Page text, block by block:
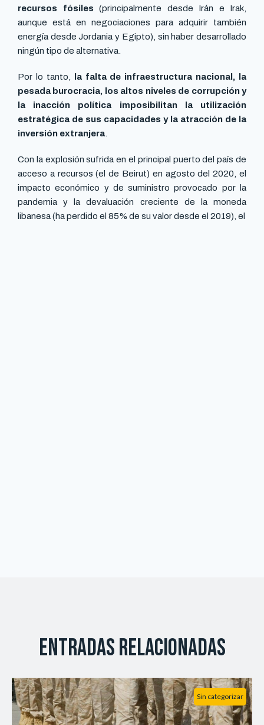
recursos fósiles (principalmente desde Irán e Irak,
aunque está en negociaciones para adquirir también
energía desde Jordania y Egipto), sin haber desarrollado
ningún tipo de alternativa.
Por lo tanto,
la falta de infraestructura nacional, la
pesada burocracia, los altos niveles de corrupción y
la inacción política imposibilitan la utilización
estratégica de sus capacidades y la atracción de la
inversión extranjera
Con la explosión sufrida en el principal puerto del país de
acceso a recursos (el de Beirut) en agosto del 2020, el
impacto económico y de suministro provocado por la
pandemia y la devaluación creciente de la moneda
libanesa (ha perdido el 85% de su valor desde el 2019), el
Entradas relacionadas
Sin categorizar